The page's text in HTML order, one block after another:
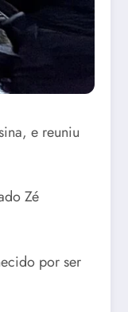
e reuniu
Zé
por ser